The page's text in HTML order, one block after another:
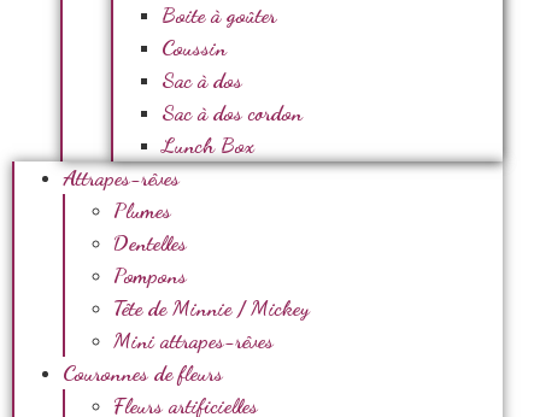
Boite à goûter
Coussin
Sac à dos
Sac à dos cordon
Lunch Box
Attrapes-rêves
Plumes
Dentelles
Pompons
Tête de Minnie / Mickey
Mini attrapes-rêves
Couronnes de fleurs
Fleurs artificielles